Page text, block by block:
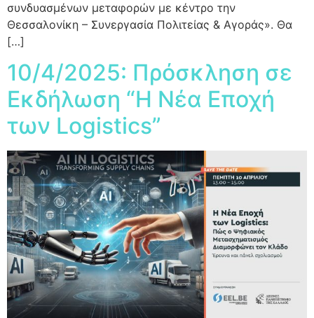
συνδυασμένων μεταφορών με κέντρο την
Θεσσαλονίκη – Συνεργασία Πολιτείας & Αγοράς». Θα
[…]
10/4/2025: Πρόσκληση σε
Εκδήλωση “Η Νέα Εποχή
των Logistics”